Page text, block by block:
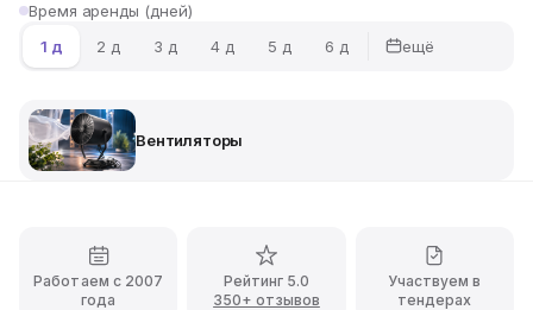
Время аренды (дней)
1 д
2 д 3 д 4 д 5 д 6 д ещё
Вентиляторы
Работаем с 2007
года
Рейтинг 5.0
350+ отзывов
Участвуем в
тендерах